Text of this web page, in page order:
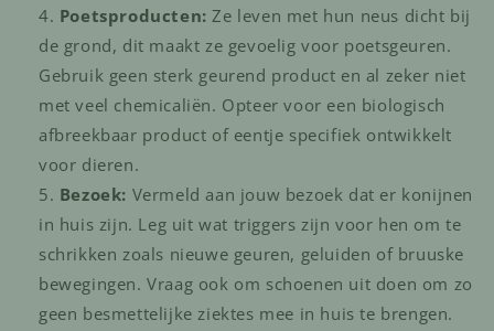
Poetsproducten: Ze leven met hun neus dicht bij
de grond, dit maakt ze gevoelig voor poetsgeuren.
Gebruik geen sterk geurend product en al zeker niet
met veel chemicaliën. Opteer voor een biologisch
afbreekbaar product of eentje specifiek ontwikkelt
voor dieren.
Bezoek: Vermeld aan jouw bezoek dat er konijnen
in huis zijn. Leg uit wat triggers zijn voor hen om te
schrikken zoals nieuwe geuren, geluiden of bruuske
bewegingen. Vraag ook om schoenen uit doen om zo
geen besmettelijke ziektes mee in huis te brengen.